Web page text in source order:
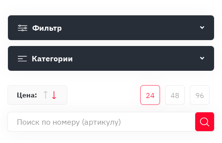
Отзывы
Доставка
Оплата
Контакты
Фильтр
Категории
24 48 96